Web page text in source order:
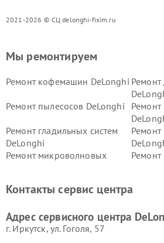
2021-2026 © СЦ delonghi-fixim.ru
Мы ремонтируем
Ремонт кофемашин DeLonghi
Ремонт пылесосов DeLonghi
Ремонт гладильных систем
DeLonghi
Ремонт микроволновых
DeLonghi
DeLonghi
Контакты сервис центра
Адрес сервисного центра
г. Иркутск, ул. ​Гоголя, 57